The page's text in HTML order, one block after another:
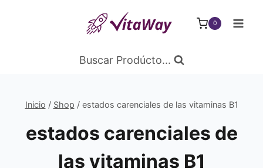
0
Buscar Prodúcto...
Inicio / Shop / estados carenciales de las vitaminas B1
estados carenciales de
las vitaminas B1